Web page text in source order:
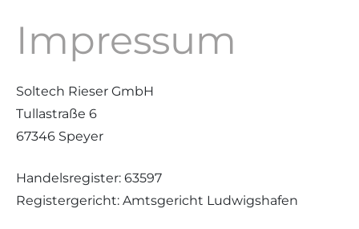
Impressum
Soltech Rieser GmbH
Tullastraße 6
67346 Speyer
Handelsregister: 63597
Registergericht: Amtsgericht Ludwigshafen